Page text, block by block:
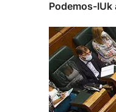
Podemos-